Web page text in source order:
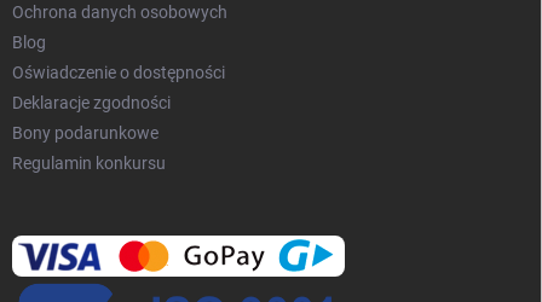
Ochrona danych osobowych
Blog
Oświadczenie o dostępności
Deklaracje zgodności
Bony podarunkowe
Regulamin konkursu